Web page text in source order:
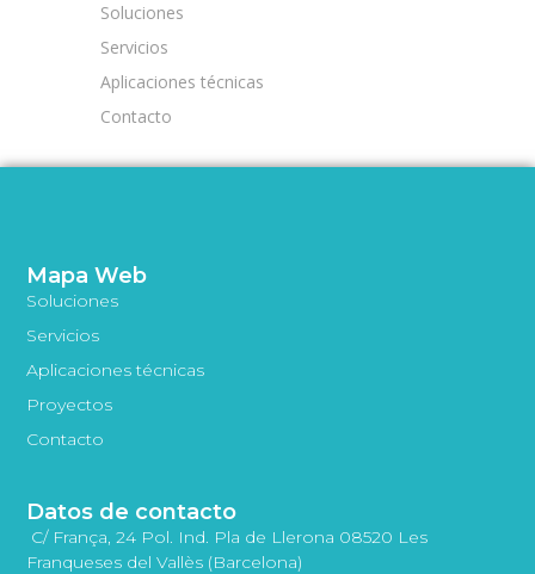
Soluciones
Servicios
Aplicaciones técnicas
Contacto
Mapa Web
Soluciones
Servicios
Aplicaciones técnicas
Proyectos
Contacto
Datos de contacto
C/ França, 24 Pol. Ind. Pla de Llerona 08520 Les
Franqueses del Vallès (Barcelona)